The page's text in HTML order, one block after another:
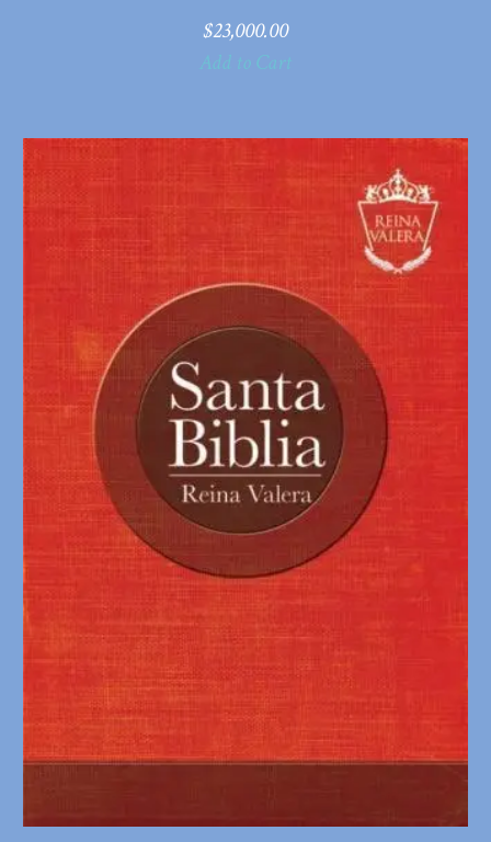
$23,000.00
Add to Cart